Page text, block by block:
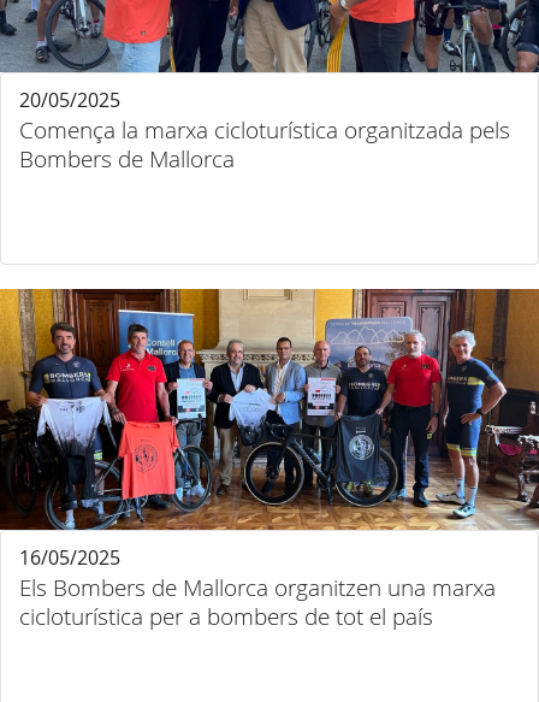
Comença la marxa cicloturística organitzada pels
Bombers de Mallorca
20/05/2025
Els Bombers de Mallorca organitzen una marxa
cicloturística per a bombers de tot el país
16/05/2025